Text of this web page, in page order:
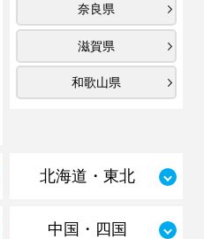
奈良県
滋賀県
和歌山県
北海道・東北
中国・四国